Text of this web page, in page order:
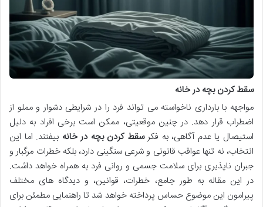
سقط کردن بچه در خانه
مواجهه با بارداری ناخواسته می تواند فرد را در شرایطی دشوار و مملو از
اضطراب قرار دهد. در چنین موقعیتی، ممکن است برخی افراد به دلیل
استیصال یا عدم آگاهی، به فکرسقط کردن بچه در خانه بیفتند. اما این
انتخاب، نه تنها عواقب قانونی و شرعی سنگینی دارد، بلکه خطرات مرگبار و
جبران ناپذیری برای سلامت جسمی و روانی فرد به همراه خواهد داشت.
در این مقاله به طور جامع، خطرات، قوانین، و دیدگاه های مختلف
پیرامون این موضوع حساس پرداخته خواهد شد تا راهنمایی مطمئن برای